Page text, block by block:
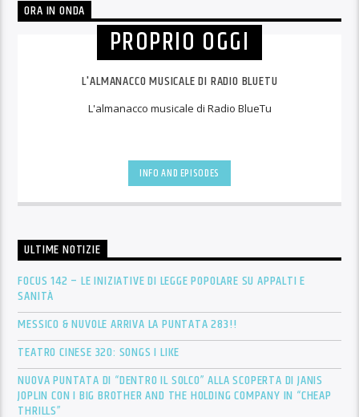
ORA IN ONDA
PROPRIO OGGI
L'ALMANACCO MUSICALE DI RADIO BLUETU
L'almanacco musicale di Radio BlueTu
INFO AND EPISODES
ULTIME NOTIZIE
FOCUS 142 – LE INIZIATIVE DI LEGGE POPOLARE SU APPALTI E
SANITÀ
MESSICO & NUVOLE ARRIVA LA PUNTATA 283!!
TEATRO CINESE 320: SONGS I LIKE
NUOVA PUNTATA DI “DENTRO IL SOLCO” ALLA SCOPERTA DI JANIS
JOPLIN CON I BIG BROTHER AND THE HOLDING COMPANY IN “CHEAP
THRILLS”